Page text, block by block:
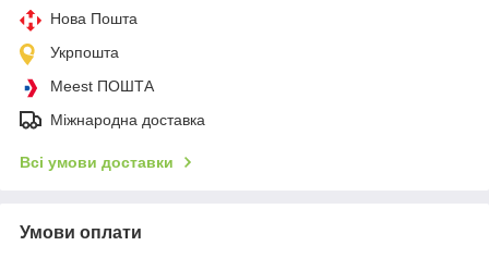
Нова Пошта
Укрпошта
Meest ПОШТА
Міжнародна доставка
Всі умови доставки
Умови оплати